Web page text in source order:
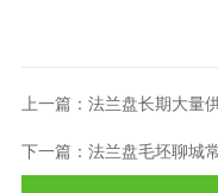
上一篇： 法兰盘长期大量
下一篇： 法兰盘毛坯聊城